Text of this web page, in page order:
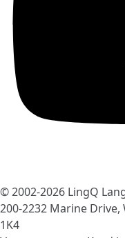
© 2002-2026 LingQ
200-2232 Marine Drive,
1K4